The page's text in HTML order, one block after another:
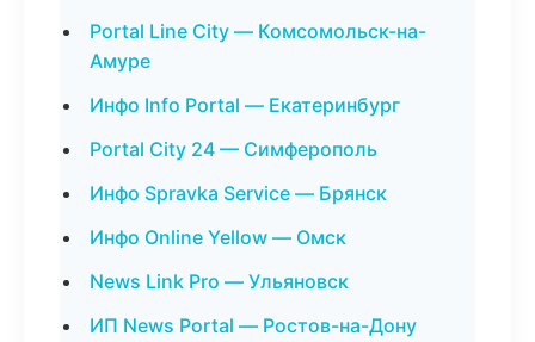
Portal Line City — Комсомольск-на-
Амуре
Инфо Info Portal — Екатеринбург
Portal City 24 — Симферополь
Инфо Spravka Service — Брянск
Инфо Online Yellow — Омск
News Link Pro — Ульяновск
ИП News Portal — Ростов-на-Дону